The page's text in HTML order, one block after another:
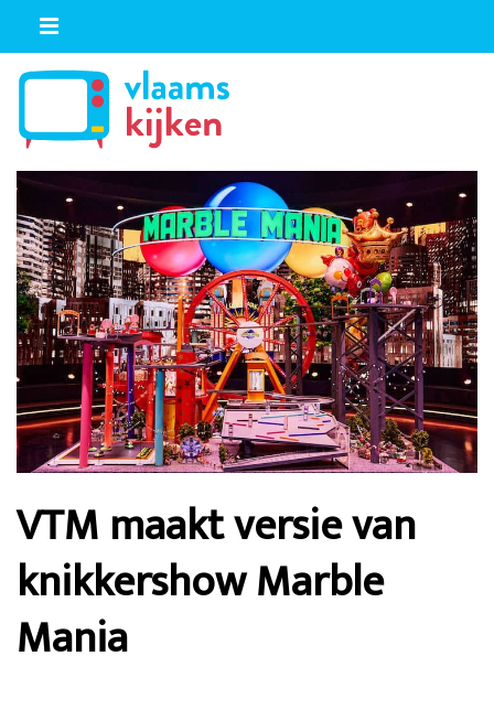
VTM maakt versie van
knikkershow Marble
Mania